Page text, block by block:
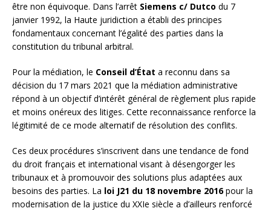
être non équivoque. Dans l’arrêt Siemens c/ Dutco du 7
janvier 1992, la Haute juridiction a établi des principes
fondamentaux concernant l’égalité des parties dans la
constitution du tribunal arbitral.
Pour la médiation, le Conseil d’État a reconnu dans sa
décision du 17 mars 2021 que la médiation administrative
répond à un objectif d’intérêt général de règlement plus rapide
et moins onéreux des litiges. Cette reconnaissance renforce la
légitimité de ce mode alternatif de résolution des conflits.
Ces deux procédures s’inscrivent dans une tendance de fond
du droit français et international visant à désengorger les
tribunaux et à promouvoir des solutions plus adaptées aux
besoins des parties. La loi J21 du 18 novembre 2016pour la
modernisation de la justice du XXIe siècle a d’ailleurs renforcé